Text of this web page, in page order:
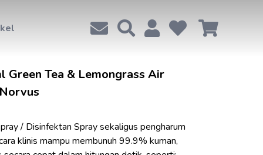
Green Tea & Lemongrass Air
/ Disinfektan Spray sekaligus pengharum
klinis mampu membunuh 99.9% kuman,